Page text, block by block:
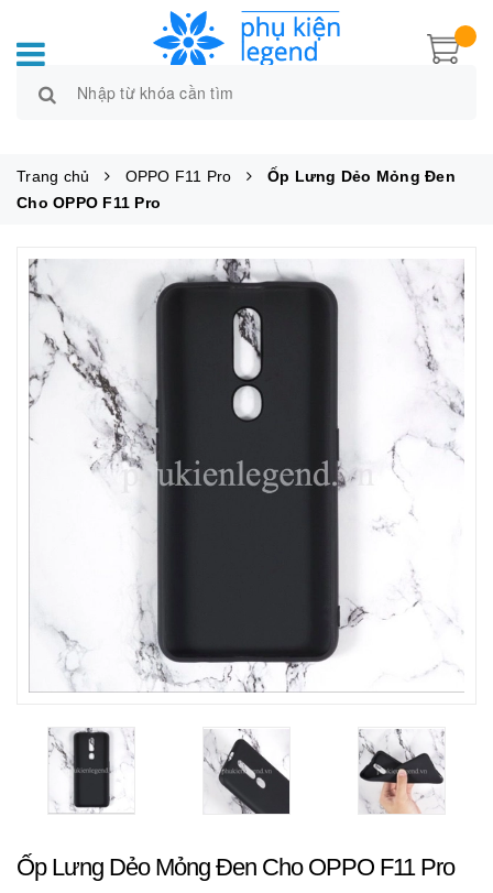
Trang chủ OPPO F11 Pro
Ốp Lưng Dẻo Mỏng Đen
Cho OPPO F11 Pro
Ốp Lưng Dẻo Mỏng Đen Cho OPPO F11 Pro